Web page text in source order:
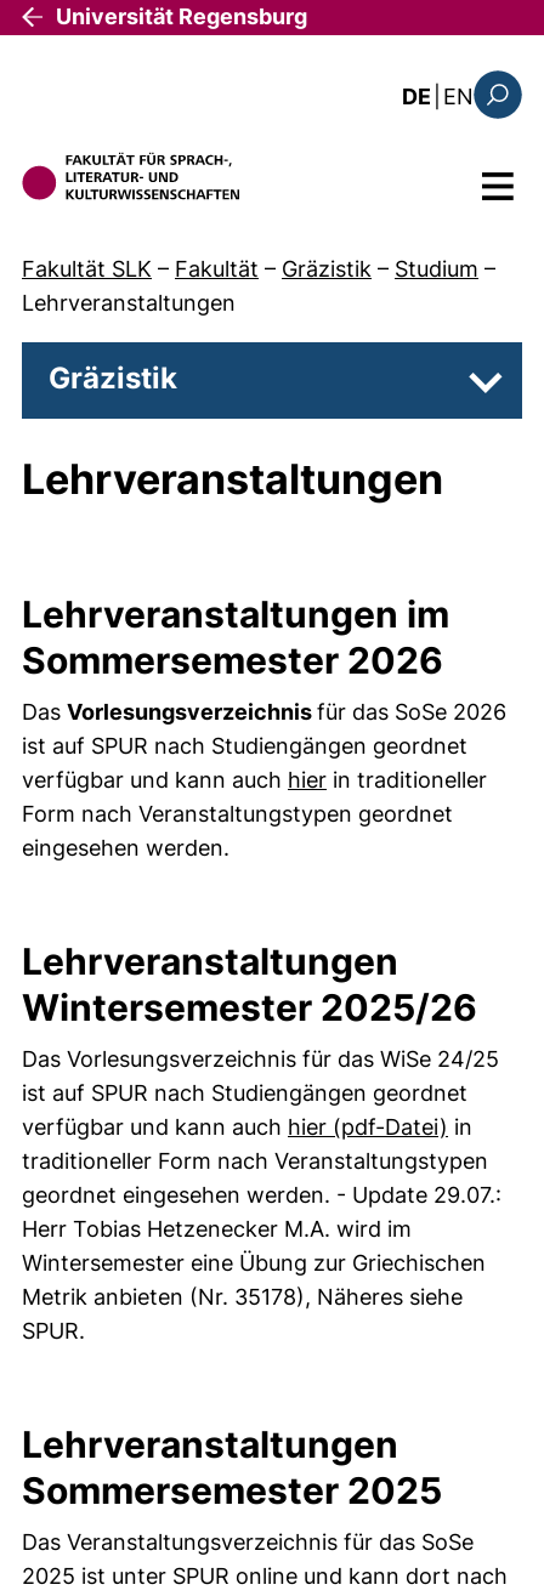
Direkt zum Inhalt
Universität Regensburg
DE EN: the
Menü
Fakultät SLK – Fakultät – Gräzistik – Studium –
Lehrveranstaltungen
Gräzistik
Lehrveranstaltungen
Lehrveranstaltungen im
Sommersemester 2026
Das Vorlesungsverzeichnisfür das SoSe 2026
ist auf SPUR nach Studiengängen geordnet
verfügbar und kann auch hier(öffnet neues
in traditioneller
Form nach Veranstaltungstypen geordnet
eingesehen werden.
Lehrveranstaltungen
Wintersemester 2025/26
Das Vorlesungsverzeichnis für das WiSe 24/25
ist auf SPUR nach Studiengängen geordnet
verfügbar und kann auch hier (pdf-Datei) (öffnet
in
traditioneller Form nach Veranstaltungstypen
geordnet eingesehen werden. - Update 29.07.:
Herr Tobias Hetzenecker M.A. wird im
Wintersemester eine Übung zur Griechischen
Metrik anbieten (Nr. 35178), Näheres siehe
SPUR.
Lehrveranstaltungen
Sommersemester 2025
Das Veranstaltungsverzeichnis für das SoSe
2025 ist unter SPUR online und kann dort nach